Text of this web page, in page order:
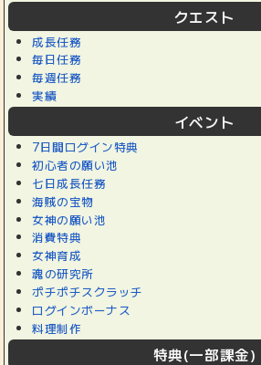
クエスト
成長任務
毎日任務
毎週任務
実績
イベント
7日間ログイン特典
初心者の願い池
七日成長任務
海賊の宝物
女神の願い池
消費特典
女神育成
魂の研究所
ポチポチスクラッチ
ログインボーナス
料理制作
特典(一部課金)